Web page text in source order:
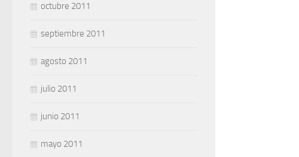
octubre 2011
septiembre 2011
agosto 2011
julio 2011
junio 2011
mayo 2011